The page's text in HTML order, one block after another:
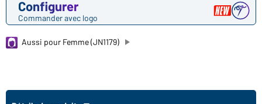
Configurer
Commander avec logo
Aussi pour Femme (JN1179)